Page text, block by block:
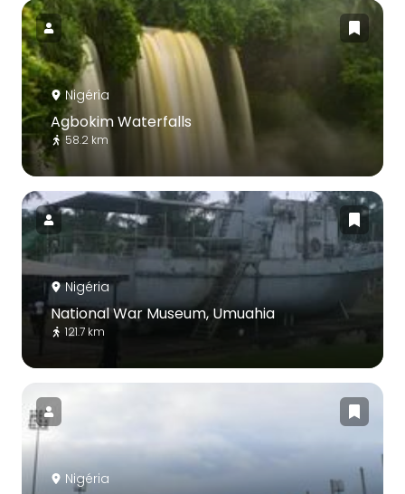
Nigéria
Agbokim Waterfalls
58.2 km
Nigéria
National War Museum, Umuahia
121.7 km
Nigéria